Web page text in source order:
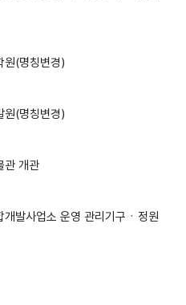
원(명칭변경)
원(명칭변경)
관 개관
개발사업소 운영 관리기구ㆍ정원